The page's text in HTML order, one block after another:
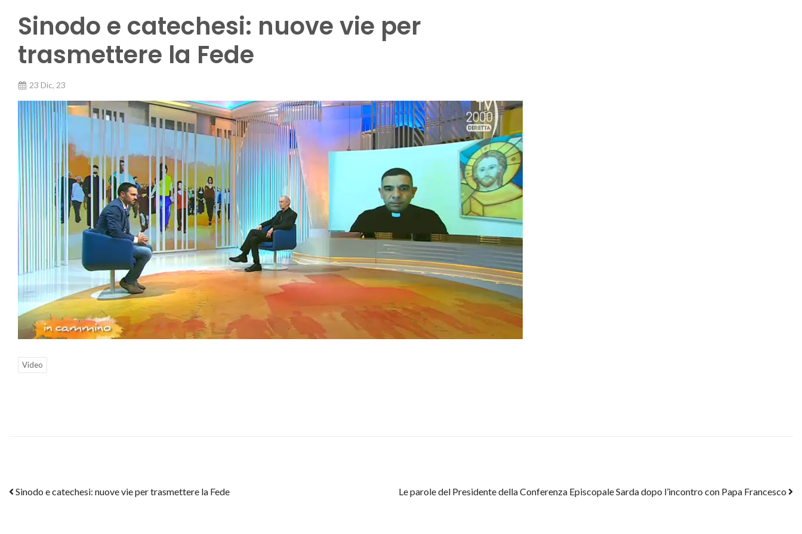
Sinodo e catechesi: nuove vie per
trasmettere la Fede
23 Dic, 23
Video
Post navigation
Sinodo e catechesi: nuove vie per trasmettere la Fede Le parole del Presidente della Conferenza Episcopale Sarda dopo l’incontro con Papa Francesco